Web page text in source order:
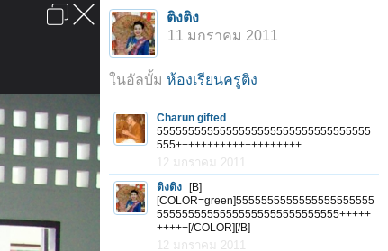
ลงโฆษณา ติดต่อเรา ช่วยเหลือ
ติงติง
11 มกราคม 2011
ในอัลบั้ม ห้องเรียนครูติง
Charun gifted
5555555555555555555555555555555555
555++++++++++++++++++++
12 มกราคม 2011
ติงติง
[B]
[COLOR=green]5555555555555555555555
55555555555555555555555555555+++++
+++++[/COLOR][/B]
12 มกราคม 2011